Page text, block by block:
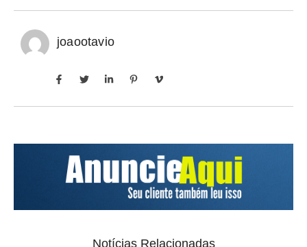
joaootavio
Notícias Relacionadas